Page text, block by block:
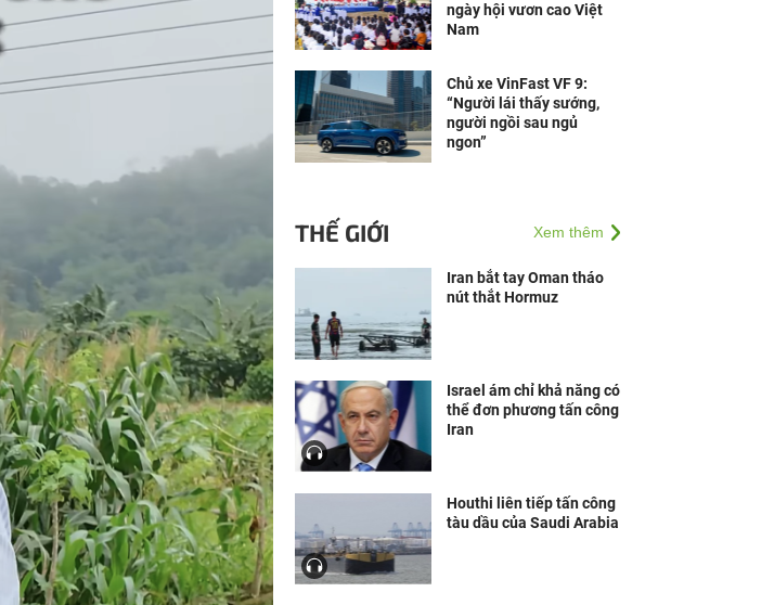
ngày hội vươn cao Việt
Nam
Chủ xe VinFast VF 9:
“Người lái thấy sướng,
người ngồi sau ngủ
ngon”
THẾ GIỚI Xem thêm
Iran bắt tay Oman tháo
nút thắt Hormuz
Israel ám chỉ khả năng có
thể đơn phương tấn công
Iran
Houthi liên tiếp tấn công
tàu dầu của Saudi Arabia